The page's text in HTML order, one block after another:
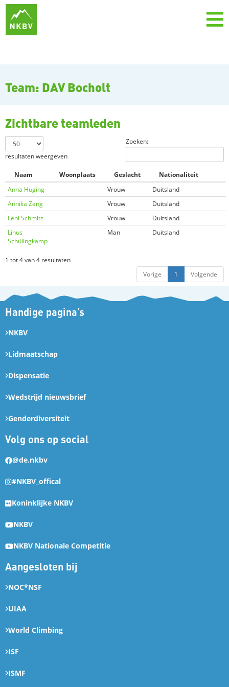
Team: DAV Bocholt
Zichtbare teamleden
resultaten weergeven
Zoeken:
Naam Woonplaats Geslacht
Nationaliteit
Anna Hüging
Vrouw
Duitsland
Annika Zang
Vrouw
Duitsland
Leni Schmitz
Vrouw
Duitsland
Linus
Schülingkamp
Man Duitsland
1 tot 4 van 4 resultaten
Vorige
1 Volgende
Handige pagina’s
NKBV
Lidmaatschap
Dispensatie
Wedstrijd nieuwsbrief
Genderdiversiteit
Volg ons op social
@de.nkbv
#NKBV_offical
Koninklijke NKBV
NKBV
NKBV Nationale Competitie
Aangesloten bij
NOC*NSF
UIAA
World Climbing
ISF
ISMF